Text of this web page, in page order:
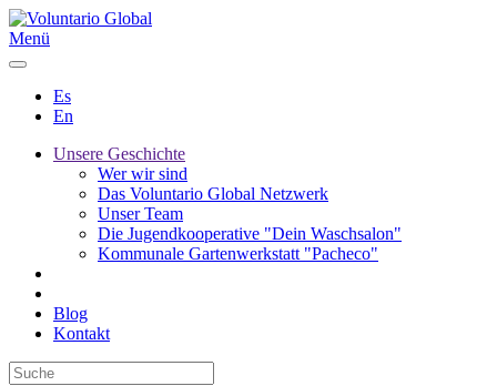
Menü
Es
En
Unsere Geschichte
Wer wir sind
Das Voluntario Global Netzwerk
Unser Team
Die Jugendkooperative "Dein Waschsalon"
Kommunale Gartenwerkstatt "Pacheco"
Blog
Kontakt